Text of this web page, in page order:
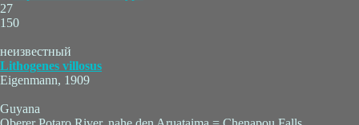
27
150
неизвестный
Lithogenes villosus
Eigenmann, 1909
Guyana